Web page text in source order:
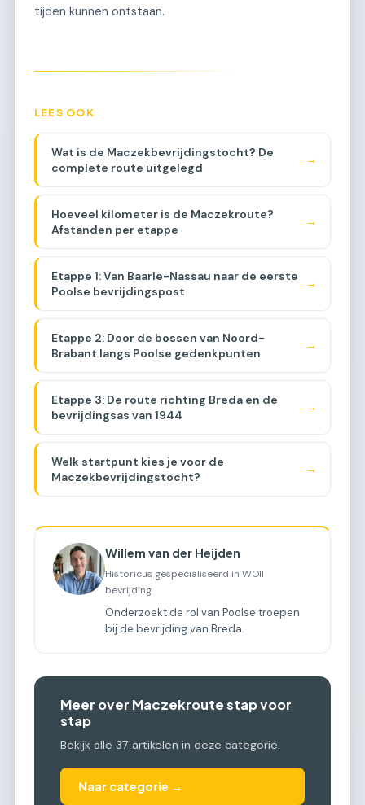
tijden kunnen ontstaan.
LEES OOK
Wat is de Maczekbevrijdingstocht? De
complete route uitgelegd
→
Hoeveel kilometer is de Maczekroute?
Afstanden per etappe
→
Etappe 1: Van Baarle-Nassau naar de eerste
Poolse bevrijdingspost
→
Etappe 2: Door de bossen van Noord-
Brabant langs Poolse gedenkpunten
→
Etappe 3: De route richting Breda en de
bevrijdingsas van 1944
→
Welk startpunt kies je voor de
Maczekbevrijdingstocht?
→
Willem van der Heijden
Historicus gespecialiseerd in WOII
bevrijding
Onderzoekt de rol van Poolse troepen
bij de bevrijding van Breda.
Meer over Maczekroute stap voor
stap
Bekijk alle 37 artikelen in deze categorie.
Naar categorie →